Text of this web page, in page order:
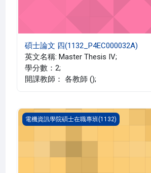
碩士論文 四(1132_P4EC000032A)
英文名稱: Master Thesis IV;
學分數：2;
開課教師： 各教師 ();
碩士論文 二(1132_P4EC000030A)
電機資訊學院碩士在職專班(1132)